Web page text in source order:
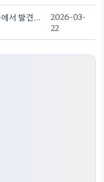
돼지국밥의 숨은 맛집과 최신 트렌드를 한곳에서 발견하기
2026-03-
22